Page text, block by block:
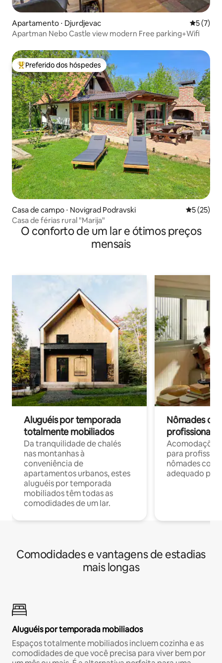
Apartamento ⋅ Djurdjevac 5 de
5 (7)
Apartman Nebo Castle view modern Free parking+Wifi
Entre os melhores preferidos dos hóspedes
Preferido dos hóspedes
Casa de campo ⋅ Novigrad Podravski 5 de uma
5 (25)
Casa de férias rural "Marija"
O conforto de um lar e ótimos preços
mensais
Aluguéis por temporada
totalmente mobiliados
Da tranquilidade de chalés
nas montanhas à
conveniência de
apartamentos urbanos, estes
aluguéis por temporada
mobiliados têm todas as
comodidades de um lar.
Nômades
profissionais
para
nômades com
adequado
Comodidades e vantagens de estadias
mais longas
Aluguéis por temporada mobiliados
Espaços totalmente mobiliados incluem cozinha e as
comodidades de que você precisa para viver bem por